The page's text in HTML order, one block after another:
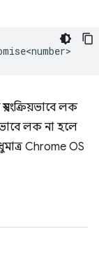
লক
লক না হলে
Chrome OS